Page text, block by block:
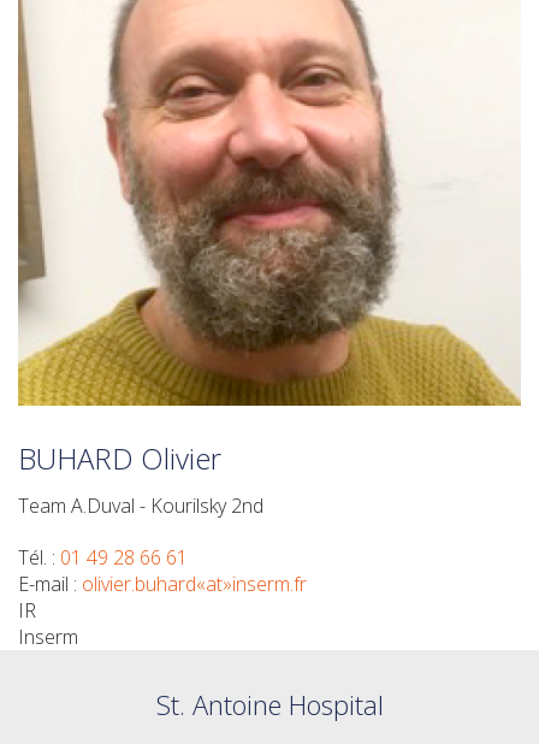
BUHARD Olivier
Team A.Duval - Kourilsky 2nd
Tél. : 01 49 28 66 61
E-mail : olivier.buhard«at»inserm.fr
IR
Inserm
St. Antoine Hospital